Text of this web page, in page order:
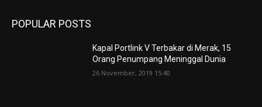
POPULAR POSTS
Kapal Portlink V Terbakar di Merak, 15
Orang Penumpang Meninggal Dunia
26 November, 2019 15:40